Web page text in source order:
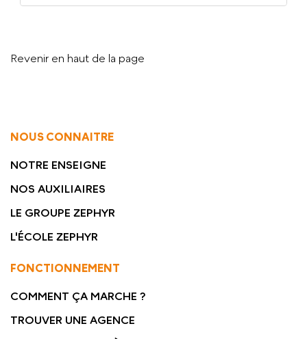
Revenir en haut de la page
NOUS CONNAITRE
NOTRE ENSEIGNE
NOS AUXILIAIRES
LE GROUPE ZEPHYR
L'ÉCOLE ZEPHYR
FONCTIONNEMENT
COMMENT ÇA MARCHE ?
TROUVER UNE AGENCE